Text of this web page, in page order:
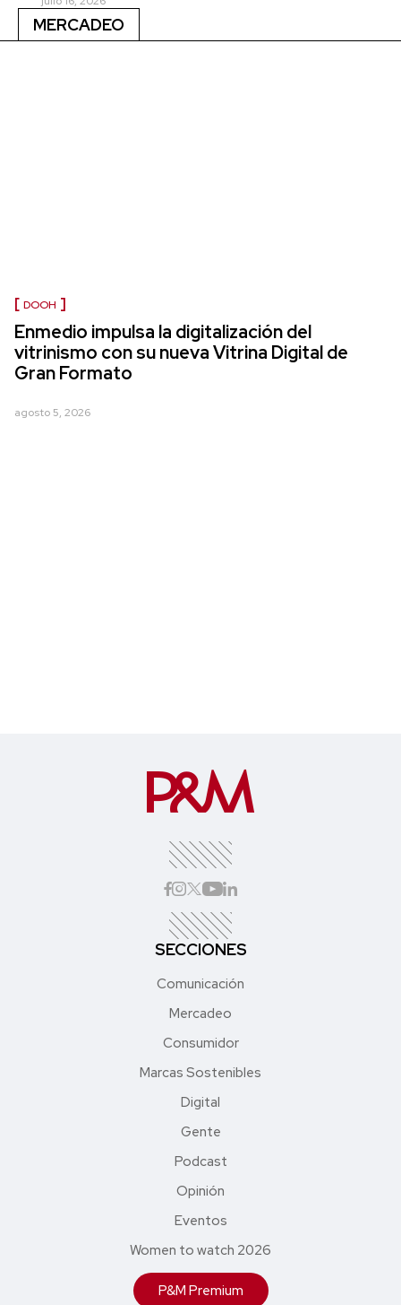
MERCADEO
DOOH
Enmedio impulsa la digitalización del
vitrinismo con su nueva Vitrina Digital de
Gran Formato
agosto 5, 2026
SECCIONES
Comunicación
Mercadeo
Consumidor
Marcas Sostenibles
Digital
Gente
Podcast
Opinión
Eventos
Women to watch 2026
P&M Premium